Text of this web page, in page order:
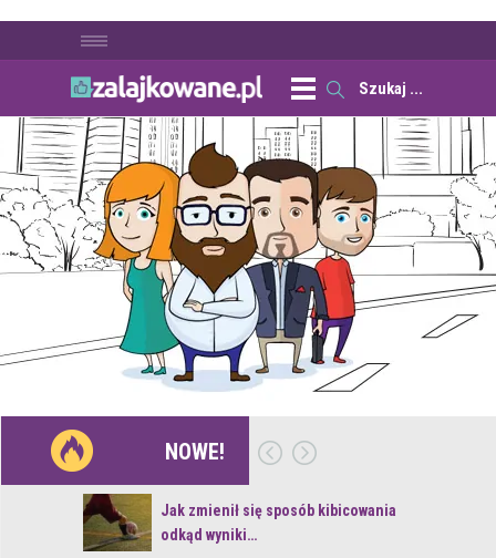
NOWE!
Jak zmienił się sposób kibicowania
odkąd wyniki…